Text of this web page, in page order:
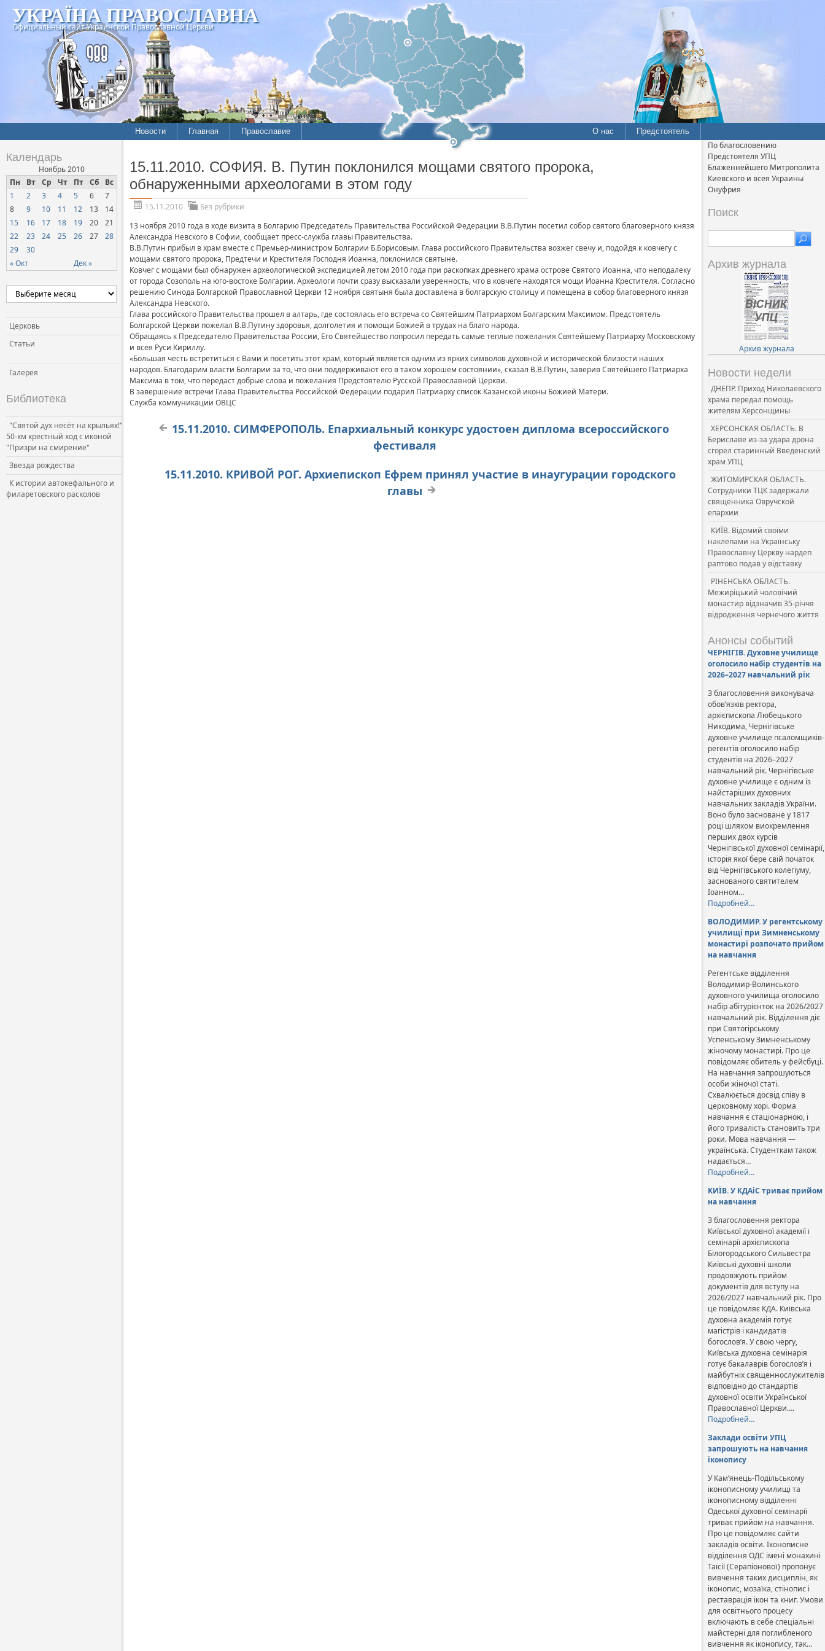
УКРАЇНА ПРАВОСЛАВНА
Официальный сайт Украинской Православной Церкви
Новости Главная Православие О нас Предстоятель
Календарь
Ноябрь 2010
Пн
Вт Ср Чт Пт Сб Вс
« Окт Дек »
1 2 3 4 5 6
7
8
9 10 11 12 13
14
15
16 17 18 19 20
21
22
23 24 25 26 27
28
29
30
Церковь
Статьи
Галерея
Библиотека
"Святой дух несёт на крыльях!"
50-км крестный ход с иконой
"Призри на смирение"
Звезда рождества
К истории автокефального и
филаретовского расколов
15.11.2010. СОФИЯ. В. Путин поклонился мощами святого пророка,
обнаруженными археологами в этом году
15.11.2010
Без рубрики
13 ноября 2010 года в ходе визита в Болгарию Председатель Правительства Российской Федерации В.В.Путин посетил собор святого благоверного князя
Александра Невского в Софии, сообщает пресс-служба главы Правительства.
В.В.Путин прибыл в храм вместе с Премьер-министром Болгарии Б.Борисовым. Глава российского Правительства возжег свечу и, подойдя к ковчегу с
мощами святого пророка, Предтечи и Крестителя Господня Иоанна, поклонился святыне.
Ковчег с мощами был обнаружен археологической экспедицией летом 2010 года при раскопках древнего храма острове Святого Иоанна, что неподалеку
от города Созополь на юго-востоке Болгарии. Археологи почти сразу высказали уверенность, что в ковчеге находятся мощи Иоанна Крестителя. Согласно
решению Синода Болгарской Православной Церкви 12 ноября святыня была доставлена в болгарскую столицу и помещена в собор благоверного князя
Александра Невского.
Глава российского Правительства прошел в алтарь, где состоялась его встреча со Святейшим Патриархом Болгарским Максимом. Предстоятель
Болгарской Церкви пожелал В.В.Путину здоровья, долголетия и помощи Божией в трудах на благо народа.
Обращаясь к Председателю Правительства России, Его Святейшество попросил передать самые теплые пожелания Святейшему Патриарху Московскому
и всея Руси Кириллу.
«Большая честь встретиться с Вами и посетить этот храм, который является одним из ярких символов духовной и исторической близости наших
народов. Благодарим власти Болгарии за то, что они поддерживают его в таком хорошем состоянии», сказал В.В.Путин, заверив Святейшего Патриарха
Максима в том, что передаст добрые слова и пожелания Предстоятелю Русской Православной Церкви.
В завершение встречи Глава Правительства Российской Федерации подарил Патриарху список Казанской иконы Божией Матери.
Служба коммуникации ОВЦС
15.11.2010. СИМФЕРОПОЛЬ. Епархиальный конкурс удостоен диплома всероссийского
фестиваля
15.11.2010. КРИВОЙ РОГ. Архиепископ Ефрем принял участие в инаугурации городского
главы
По благословению
Предстоятеля УПЦ
Блаженнейшего Митрополита
Киевского и всея Украины
Онуфрия
Поиск
Архив журнала
Архив журнала
Новости недели
ДНЕПР. Приход Николаевского
храма передал помощь
жителям Херсонщины
ХЕРСОНСКАЯ ОБЛАСТЬ. В
Бериславе из-за удара дрона
сгорел старинный Введенский
храм УПЦ
ЖИТОМИРСКАЯ ОБЛАСТЬ.
Сотрудники ТЦК задержали
священника Овручской
епархии
КИЇВ. Відомий своїми
наклепами на Українську
Православну Церкву нардеп
раптово подав у відставку
РІНЕНСЬКА ОБЛАСТЬ.
Межиріцький чоловічий
монастир відзначив 35-річчя
відродження чернечого життя
Анонсы событий
ЧЕРНІГІВ. Духовне училище
оголосило набір студентів на
2026–2027 навчальний рік
З благословення виконувача
обов’язків ректора,
архієпископа Любецького
Никодима, Чернігівське
духовне училище псаломщиків-
регентів оголосило набір
студентів на 2026–2027
навчальний рік. Чернігівське
духовне училище є одним із
найстаріших духовних
навчальних закладів України.
Воно було засноване у 1817
році шляхом виокремлення
перших двох курсів
Чернігівської духовної семінарії,
історія якої бере свій початок
від Чернігівського колегіуму,
заснованого святителем
Іоанном…
Подробней…
ВОЛОДИМИР. У регентському
училищі при Зимненському
монастирі розпочато прийом
на навчання
Регентське відділення
Володимир-Волинського
духовного училища оголосило
набір абітурієнток на 2026/2027
навчальний рік. Відділення діє
при Святогірському
Успенському Зимненському
жіночому монастирі. Про це
повідомляє обитель у фейсбуці.
На навчання запрошуються
особи жіночої статі.
Схвалюється досвід співу в
церковному хорі. Форма
навчання є стаціонарною, і
його тривалість становить три
роки. Мова навчання —
українська. Студенткам також
надається…
Подробней…
КИЇВ. У КДАіС триває прийом
на навчання
З благословення ректора
Київської духовної академії і
семінарії архієпископа
Білогородського Сильвестра
Київські духовні школи
продовжують прийом
документів для вступу на
2026/2027 навчальний рік. Про
це повідомляє КДА. Київська
духовна академія готує
магістрів і кандидатів
богослов’я. У свою чергу,
Київська духовна семінарія
готує бакалаврів богослов’я і
майбутніх священнослужителів
відповідно до стандартів
духовної освіти Української
Православної Церкви….
Подробней…
Заклади освіти УПЦ
запрошують на навчання
іконопису
У Кам’янець-Подільському
іконописному училищі та
іконописному відділенні
Одеської духовної семінарії
триває прийом на навчання.
Про це повідомляє сайти
закладів освіти. Іконописне
відділення ОДС імені монахині
Таїсії (Серапіонової) пропонує
вивчення таких дисциплін, як
іконопис, мозаїка, стінопис і
реставрація ікон та книг. Умови
для освітнього процесу
включають в себе спеціальні
майстерні для поглибленого
вивчення як іконопису, так…